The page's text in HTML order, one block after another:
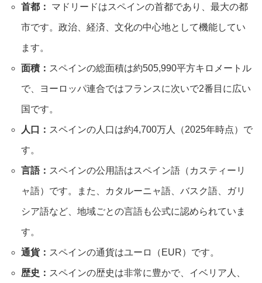
首都： マドリードはスペインの首都であり、最大の都
市です。政治、経済、文化の中心地として機能してい
ます。
面積： スペインの総面積は約505,990平方キロメートル
で、ヨーロッパ連合ではフランスに次いで2番目に広い
国です。
人口： スペインの人口は約4,700万人（2025年時点）で
す。
言語： スペインの公用語はスペイン語（カスティーリ
ャ語）です。また、カタルーニャ語、バスク語、ガリ
シア語など、地域ごとの言語も公式に認められていま
す。
通貨： スペインの通貨はユーロ（EUR）です。
歴史： スペインの歴史は非常に豊かで、イベリア人、